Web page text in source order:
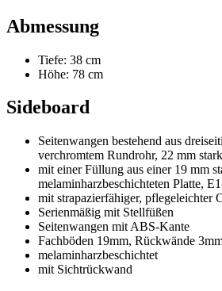
Abmessung
Tiefe: 38 cm
Höhe: 78 cm
Sideboard
Seitenwangen bestehend aus
verchromtem Rundrohr, 22 mm stark
mit einer Füllung aus einer 19 mm
melaminharzbeschichteten Platte,
mit strapazierfähiger, pflegeleichter
Serienmäßig mit Stellfüßen
Seitenwangen mit ABS-Kante
Fachböden 19mm, Rückwände
melaminharzbeschichtet
mit Sichtrückwand